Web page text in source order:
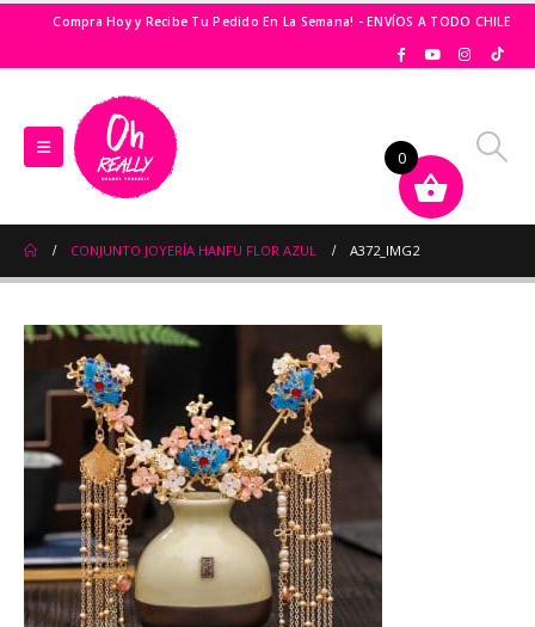
Compra Hoy y Recibe Tu Pedido En La Semana! - ENVÍOS A TODO CHILE
CONJUNTO JOYERÍA HANFU FLOR AZUL A372_IMG2
0